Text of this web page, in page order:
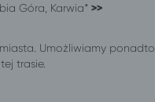
Góra, Karwia* >>
Umożliwiamy ponadto
trasie.